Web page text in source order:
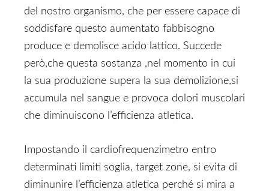
del nostro organismo, che per essere capace di
soddisfare questo aumentato fabbisogno
produce e demolisce acido lattico. Succede
però,che questa sostanza ,nel momento in cui
la sua produzione supera la sua demolizione,si
accumula nel sangue e provoca dolori muscolari
che diminuiscono l’efficienza atletica.
Impostando il cardiofrequenzimetro entro
determinati limiti soglia, target zone, si evita di
diminunire l’efficienza atletica perché si mira a